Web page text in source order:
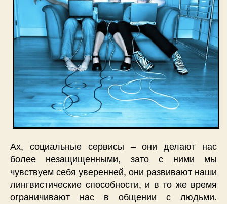
Ах, социальные сервисы – они делают нас
более незащищенными, зато с ними мы
чувствуем себя уверенней, они развивают наши
лингвистические способности, и в то же время
ограничивают нас в общении с людьми.